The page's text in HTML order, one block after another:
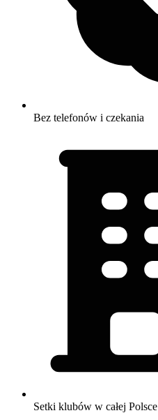
Bez telefonów i czekania
Setki klubów w całej Polsce